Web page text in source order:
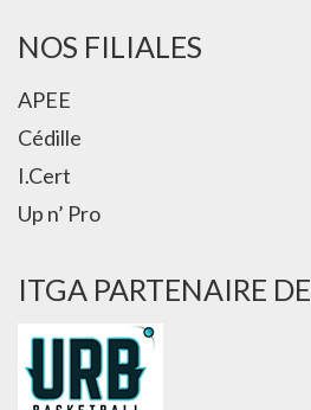
NOS FILIALES
APEE
Cédille
I.Cert
Up n’ Pro
ITGA PARTENAIRE DE